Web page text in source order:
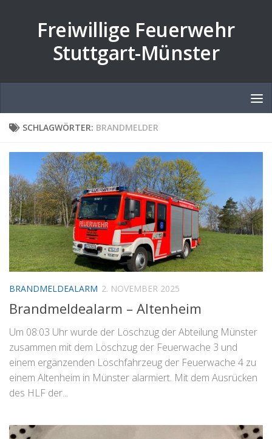
Freiwillige Feuerwehr
Stuttgart-Münster
SCHLAGWÖRTER: BRANDMELDER
BRANDMELDEALARM 2. NOVEMBER 2025
Brandmeldealarm – Altenheim
Um 08:03 Uhr wurde der Löschzug der Abteilung Münster
zusammen mit dem Löschzug der Feuerwache 3 und
einem ergänzenden Löschfahrzeug der Feuerwache 4 zu
einem Altenheim in Münster alarmiert. Mit dem Ausrücken
des HLF der...